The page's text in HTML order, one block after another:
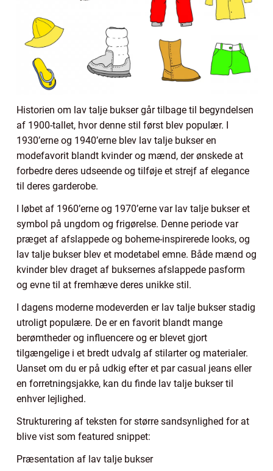
Historien om lav talje bukser går tilbage til begyndelsen
af 1900-tallet, hvor denne stil først blev populær. I
1930’erne og 1940’erne blev lav talje bukser en
modefavorit blandt kvinder og mænd, der ønskede at
forbedre deres udseende og tilføje et strejf af elegance
til deres garderobe.
I løbet af 1960’erne og 1970’erne var lav talje bukser et
symbol på ungdom og frigørelse. Denne periode var
præget af afslappede og boheme-inspirerede looks, og
lav talje bukser blev et modetabel emne. Både mænd og
kvinder blev draget af buksernes afslappede pasform
og evne til at fremhæve deres unikke stil.
I dagens moderne modeverden er lav talje bukser stadig
utroligt populære. De er en favorit blandt mange
berømtheder og influencere og er blevet gjort
tilgængelige i et bredt udvalg af stilarter og materialer.
Uanset om du er på udkig efter et par casual jeans eller
en forretningsjakke, kan du finde lav talje bukser til
enhver lejlighed.
Strukturering af teksten for større sandsynlighed for at
blive vist som featured snippet:
Præsentation af lav talje bukser